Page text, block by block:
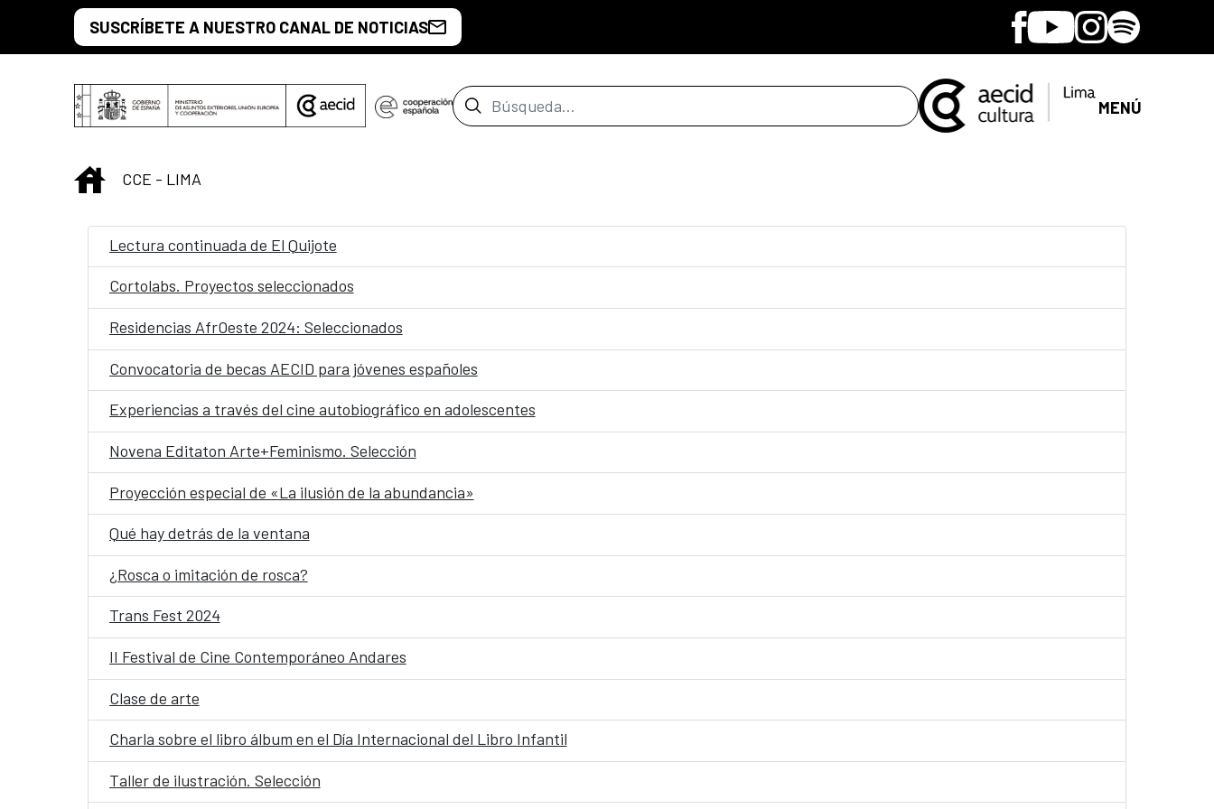
Saltar al contenido principal
SUSCRÍBETE A NUESTRO CANAL DE NOTICIAS Facebook
YoutubeInstagram
Spotify
Barra de búsqueda MENÚ
INICIO
CCE - LIMA
Lectura continuada de El Quijote
Cortolabs. Proyectos seleccionados
Residencias AfrOeste 2024: Seleccionados
Convocatoria de becas AECID para jóvenes españoles
Experiencias a través del cine autobiográfico en adolescentes
Novena Editaton Arte+Feminismo. Selección
Proyección especial de «La ilusión de la abundancia»
Qué hay detrás de la ventana
¿Rosca o imitación de rosca?
Trans Fest 2024
II Festival de Cine Contemporáneo Andares
Clase de arte
Charla sobre el libro álbum en el Día Internacional del Libro Infantil
Taller de ilustración. Selección